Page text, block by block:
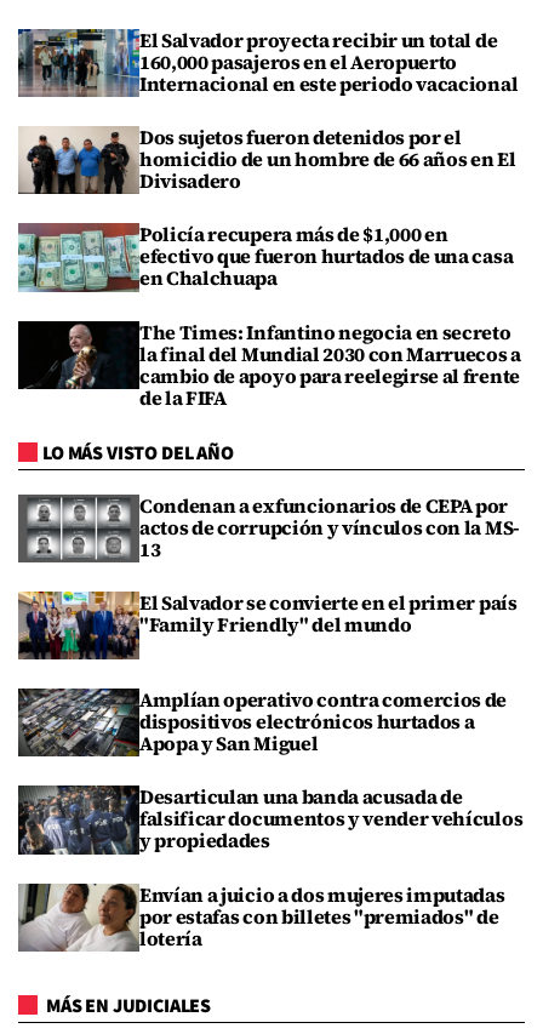
El Salvador proyecta recibir un total de
160,000 pasajeros en el Aeropuerto
Internacional en este periodo vacacional
Dos sujetos fueron detenidos por el
homicidio de un hombre de 66 años en El
Divisadero
Policía recupera más de $1,000 en
efectivo que fueron hurtados de una casa
en Chalchuapa
The Times: Infantino negocia en secreto
la final del Mundial 2030 con Marruecos a
cambio de apoyo para reelegirse al frente
de la FIFA
LO MÁS VISTO DEL AÑO
Condenan a exfuncionarios de CEPA por
actos de corrupción y vínculos con la MS-
13
El Salvador se convierte en el primer país
"Family Friendly" del mundo
Amplían operativo contra comercios de
dispositivos electrónicos hurtados a
Apopa y San Miguel
Desarticulan una banda acusada de
falsificar documentos y vender vehículos
y propiedades
Envían a juicio a dos mujeres imputadas
por estafas con billetes "premiados" de
lotería
MÁS EN JUDICIALES